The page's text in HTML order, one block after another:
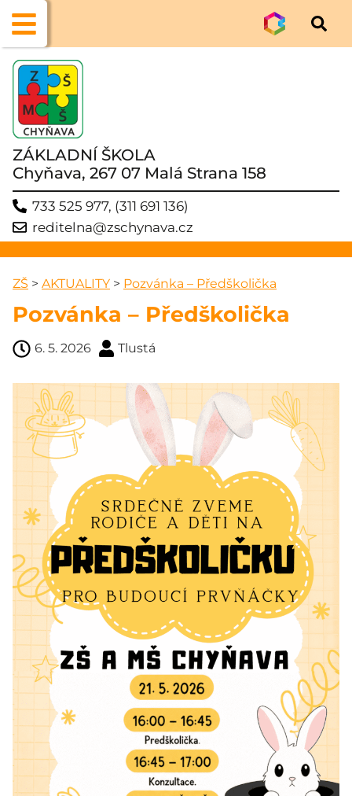
ZÁKLADNÍ ŠKOLA
Chyňava, 267 07 Malá Strana 158
733 525 977, (311 691 136)
reditelna@zschynava.cz
ZŠ > AKTUALITY > Pozvánka – Předškolička
Pozvánka – Předškolička
6. 5. 2026 Tlustá